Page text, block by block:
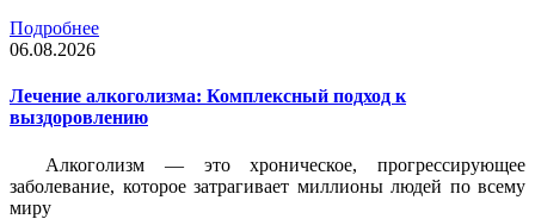
Подробнее
06.08.2026
Лечение алкоголизма: Комплексный подход к
выздоровлению
Алкоголизм — это хроническое, прогрессирующее
заболевание, которое затрагивает миллионы людей по всему
миру